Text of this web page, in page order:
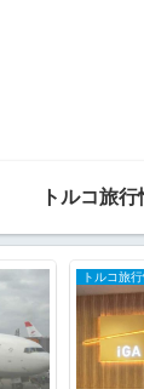
トルコ旅行
トルコ旅